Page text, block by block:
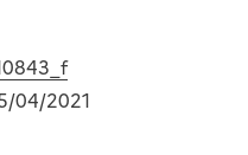
04/2021